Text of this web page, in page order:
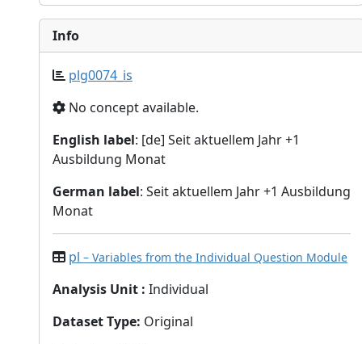
Info
plg0074_is
No concept available.
English label: [de] Seit aktuellem Jahr +1
Ausbildung Monat
German label: Seit aktuellem Jahr +1 Ausbildung
Monat
pl – Variables from the Individual Question Module
Analysis Unit : Individual
Dataset Type: Original